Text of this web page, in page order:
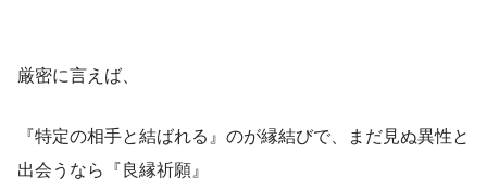
厳密に言えば、
『特定の相手と結ばれる』のが縁結びで、まだ見ぬ異性と
出会うなら『良縁祈願』